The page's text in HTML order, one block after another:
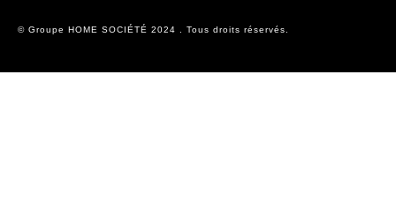
© Groupe HOME SOCIÉTÉ 2024 . Tous droits réservés.